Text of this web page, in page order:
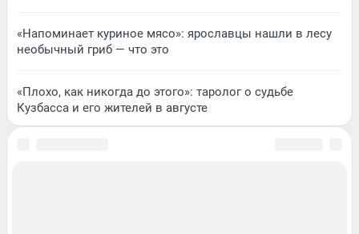
«Напоминает куриное мясо»: ярославцы нашли в лесу
необычный гриб — что это
«Плохо, как никогда до этого»: таролог о судьбе
Кузбасса и его жителей в августе